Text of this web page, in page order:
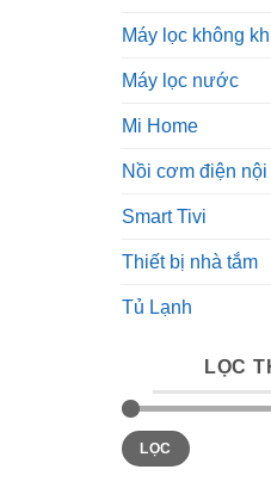
Máy lọc không
Máy lọc nước
Mi Home
Nồi cơm điện
Smart Tivi
Thiết bị nhà tắm
Tủ Lạnh
LỌC
Giá
tối
thiểu
Giá
tối
đa
LỌC